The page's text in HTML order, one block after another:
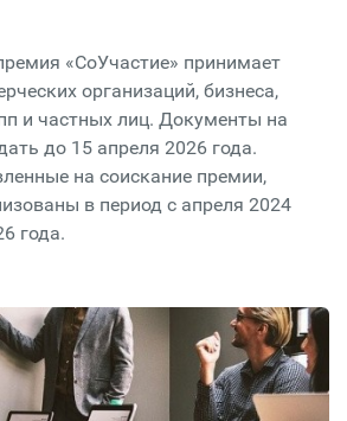
«СоУчастие» принимает
организаций, бизнеса,
и частных лиц. Документы на
до 15 апреля 2026 года.
на соискание премии,
в период с апреля 2024
года.